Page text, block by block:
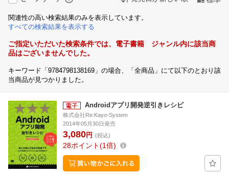
関連性の高い検索結果のみを表示しています。
すべての検索結果を表示する
ご指定いただいた検索条件では、電子書籍 ジャンル内に該当商
品はございませんでした。
キーワード「9784798138169」の場合、「全商品」にて以下のとおり該
当商品が見つかりました。
Androidアプリ開発逆引きレシピ
株式会社Re:Kayo-System
2014年05月30日発売
3,080円 (税込)
28ポイント 1倍